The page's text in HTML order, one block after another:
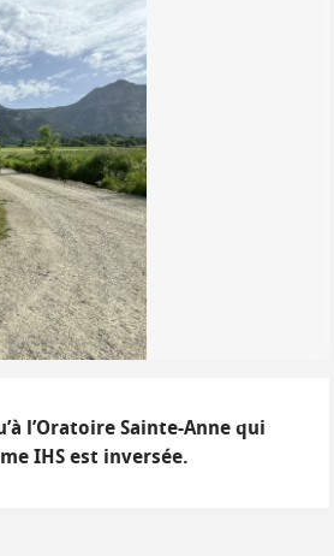
l’Oratoire Sainte-Anne qui
IHS est inversée.